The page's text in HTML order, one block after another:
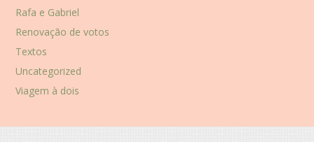
Rafa e Gabriel
Renovação de votos
Textos
Uncategorized
Viagem à dois